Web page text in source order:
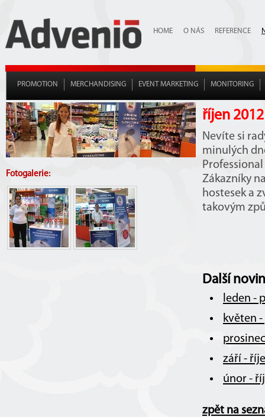
HOME O NÁS REFERENCE
PROMOTION MERCHANDISING EVENT MARKETING MONITORING
Fotogalerie:
říjen
Nevíte si
minulých
Zákazníky
hostesek a
takovým
Další
leden -
květen
září -
únor -
zpět na